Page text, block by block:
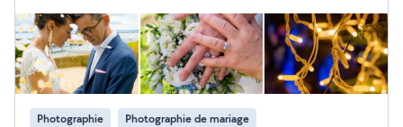
confiante.
Photographie Photographie de mariage